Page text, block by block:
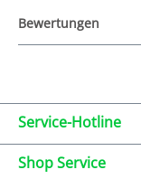
Bewertungen
Service-Hotline
Shop Service